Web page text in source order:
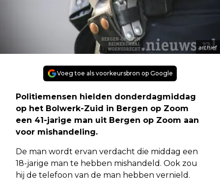
archief
Voeg toe als voorkeursbron op Google
Politiemensen hielden donderdagmiddag
op het Bolwerk-Zuid in Bergen op Zoom
een 41-jarige man uit Bergen op Zoom aan
voor mishandeling.
De man wordt ervan verdacht die middag een
18-jarige man te hebben mishandeld. Ook zou
hij de telefoon van de man hebben vernield.